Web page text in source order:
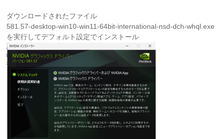
ダウンロードされたファイル
581.57-desktop-win10-win11-64bit-international-nsd-dch-whql.exe
を実行してデフォルト設定でインストール